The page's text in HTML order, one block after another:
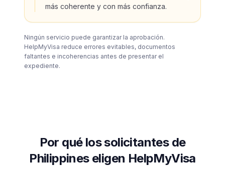
más coherente y con más confianza.
Ningún servicio puede garantizar la aprobación.
HelpMyVisa reduce errores evitables, documentos
faltantes e incoherencias antes de presentar el
expediente.
Por qué los solicitantes de
Philippines eligen HelpMyVisa